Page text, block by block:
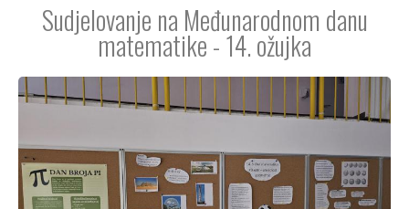
Sudjelovanje na Međunarodnom danu
matematike - 14. ožujka